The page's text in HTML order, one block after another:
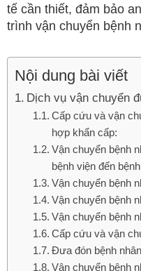
tế cần thiết, đảm bảo
trình vận chuyển bệnh
Nội dung bài viết
Dịch vụ vận chuyển
Cấp cứu và vận
hợp khẩn cấp:
Vận chuyển bệnh
bệnh viện đến
Vận chuyển bệnh
Vận chuyển bệnh
Vận chuyển bệnh
Cấp cứu và vận
Đưa đón bệnh
Vận chuyển bệnh